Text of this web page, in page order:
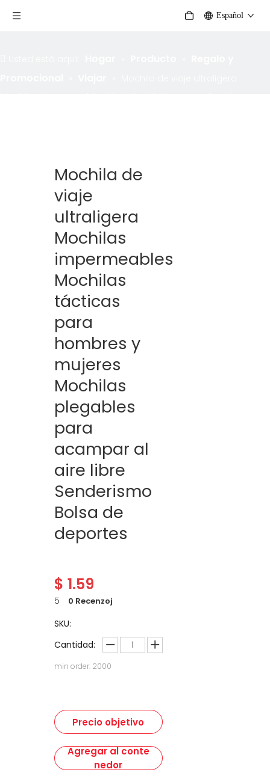
Español
Mochila de
viaje
ultraligera
Mochilas
impermeables
Mochilas
tácticas
para
hombres y
mujeres
Mochilas
plegables
para
acampar al
aire libre
Senderismo
Bolsa de
deportes
$ 1.59
5 0 Recenzoj
SKU:
Cantidad:
min order: 2000
Precio objetivo
Agregar al conte
nedor